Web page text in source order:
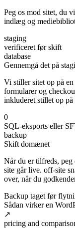
Peg os mod sitet, du
indlæg og
staging
verificeret før skift
database
Gennemgå det på
Vi stiller sitet op på
formularer og
inkluderet stillet op
0
SQL-eksports eller
backup
Skift domænet
Når du er tilfreds,
site går live. off-site
over, når du
Backup taget før
Sådan virker en
↗
pricing and